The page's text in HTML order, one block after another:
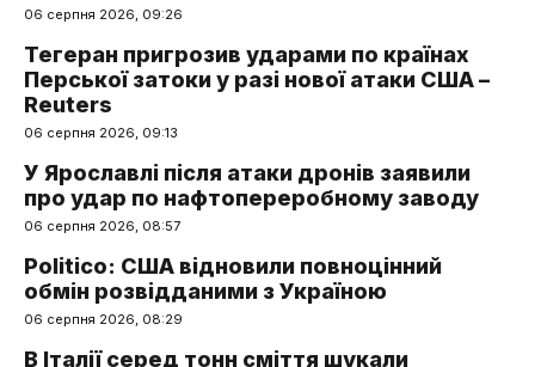
06 серпня 2026, 09:26
Тегеран пригрозив ударами по країнах
Перської затоки у разі нової атаки США –
Reuters
06 серпня 2026, 09:13
У Ярославлі після атаки дронів заявили
про удар по нафтопереробному заводу
06 серпня 2026, 08:57
Politico: США відновили повноцінний
обмін розвідданими з Україною
06 серпня 2026, 08:29
В Італії серед тонн сміття шукали